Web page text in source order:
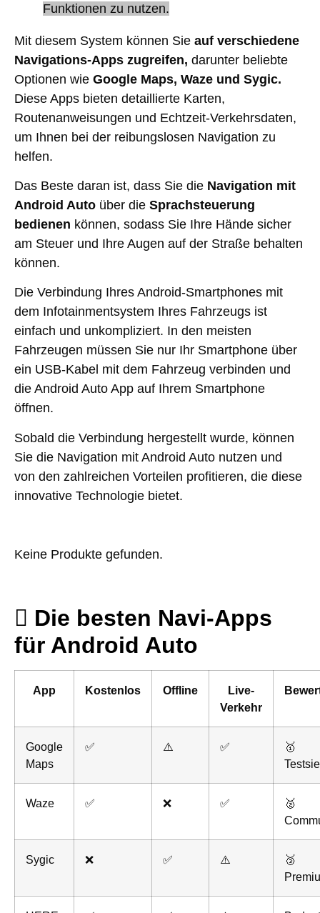
Funktionen zu nutzen.
Mit diesem System können Sie auf verschiedene
Navigations-Apps zugreifen, darunter beliebte
Optionen wie Google Maps, Waze und Sygic.
Diese Apps bieten detaillierte Karten,
Routenanweisungen und Echtzeit-Verkehrsdaten,
um Ihnen bei der reibungslosen Navigation zu
helfen.
Das Beste daran ist, dass Sie die Navigation mit
Android Auto über die Sprachsteuerung
bedienen können, sodass Sie Ihre Hände sicher
am Steuer und Ihre Augen auf der Straße behalten
können.
Die Verbindung Ihres Android-Smartphones mit
dem Infotainmentsystem Ihres Fahrzeugs ist
einfach und unkompliziert. In den meisten
Fahrzeugen müssen Sie nur Ihr Smartphone über
ein USB-Kabel mit dem Fahrzeug verbinden und
die Android Auto App auf Ihrem Smartphone
öffnen.
Sobald die Verbindung hergestellt wurde, können
Sie die Navigation mit Android Auto nutzen und
von den zahlreichen Vorteilen profitieren, die diese
innovative Technologie bietet.
Keine Produkte gefunden.
Die besten Navi-Apps
für Android Auto
App Kostenlos Offline
Live-
Verkehr
Google
Maps
✅ ⚠️ ✅
🥇
Waze ✅ ❌ ✅
🥈
Sygic ❌ ✅ ⚠️
🥉